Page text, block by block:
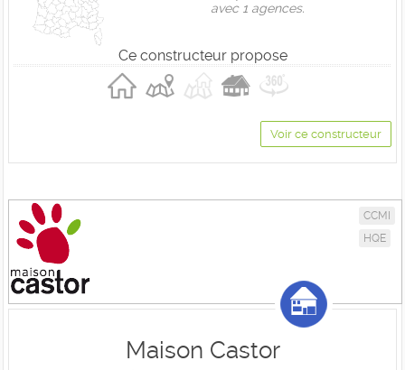
avec 1 agences.
Ce constructeur propose
Voir ce constructeur
CCMI
HQE
Maison Castor